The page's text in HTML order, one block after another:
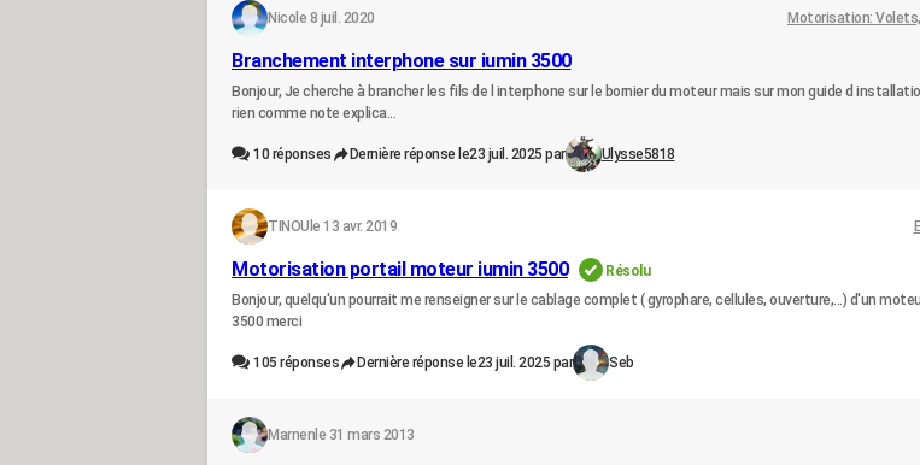
Nico le 8 juil. 2020 Motorisation:
Branchement interphone sur iumin 3500
Bonjour, Je cherche à brancher les fils de l interphone sur le bornier du moteur mais sur mon guide d
rien comme note explica...
10 réponses Dernière réponse le23 juil. 2025 par Ulysse5818
TINOU le 13 avr. 2019
Motorisation portail moteur iumin 3500
Résolu
Bonjour, quelqu'un pourrait me renseigner sur le cablage complet ( gyrophare, cellules, ouverture,...) d'un
3500 merci
105 réponses Dernière réponse le23 juil. 2025 par Seb
Marnen le 31 mars 2013